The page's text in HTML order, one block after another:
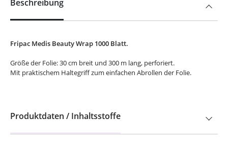
Beschreibung
Fripac Medis Beauty Wrap 1000 Blatt.
Größe der Folie: 30 cm breit und 300 m lang, perforiert.
Mit praktischem Haltegriff zum einfachen Abrollen der Folie.
Produktdaten / Inhaltsstoffe